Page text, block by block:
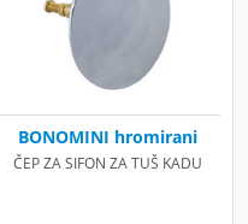
BONOMINI hromirani
ČEP ZA SIFON ZA TUŠ KADU